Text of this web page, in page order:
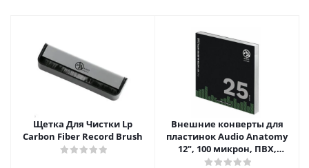
Щетка Для Чистки Lp
Carbon Fiber Record Brush
Внешние конверты для
пластинок Audio Anatomy
12", 100 микрон, ПВХ,
GATEFOLD (25 шт)